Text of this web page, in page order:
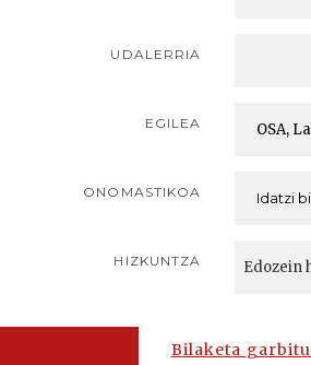
UDALERRIA
EGILEA
ONOMASTIKOA
HIZKUNTZA
Bilaketa garbitu